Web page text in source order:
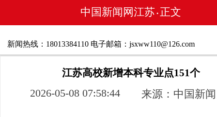
中国新闻网江苏 • 正文
新闻热线：18013384110 电子邮箱：jsxww110@126.com
江苏高校新增本科专业点151个
2026-05-08 07:58:44 来源：中国新